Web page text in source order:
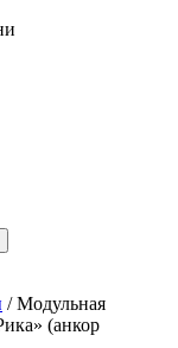
/ Модульная
(анкор